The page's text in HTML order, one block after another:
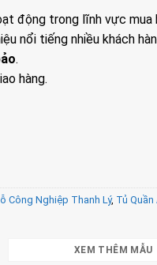
động trong lĩnh vực mua
nổi tiếng nhiều khách
.
hàng.
Công Nghiệp Thanh Lý, Tủ
XEM THÊM MẪU